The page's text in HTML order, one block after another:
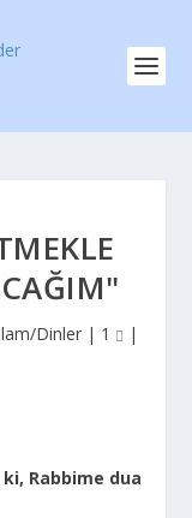
Dinler| 1 |
Rabbime dua